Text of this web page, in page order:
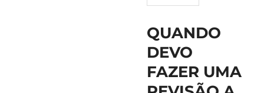
QUANDO
DEVO
FAZER UMA